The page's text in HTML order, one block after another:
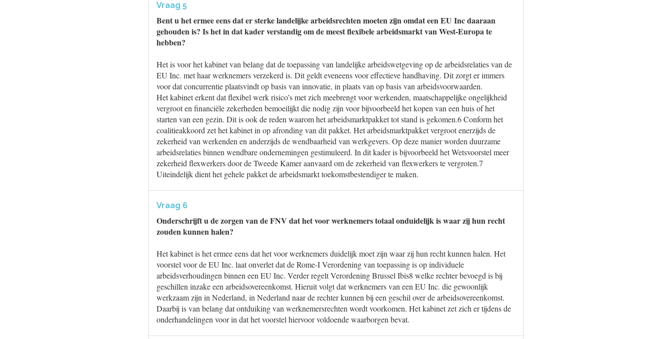
Vraag 5
Bent u het ermee eens dat er sterke landelijke arbeidsrechten moeten zijn omdat een EU Inc daaraan
gehouden is? Is het in dat kader verstandig om de meest flexibele arbeidsmarkt van West-Europa te
hebben?
Het is voor het kabinet van belang dat de toepassing van landelijke arbeidswetgeving op de arbeidsrelaties van de
EU Inc. met haar werknemers verzekerd is. Dit geldt eveneens voor effectieve handhaving. Dit zorgt er immers
voor dat concurrentie plaatsvindt op basis van innovatie, in plaats van op basis van arbeidsvoorwaarden.
Het kabinet erkent dat flexibel werk risico’s met zich meebrengt voor werkenden, maatschappelijke ongelijkheid
vergroot en financiële zekerheden bemoeilijkt die nodig zijn voor bijvoorbeeld het kopen van een huis of het
starten van een gezin. Dit is ook de reden waarom het arbeidsmarktpakket tot stand is gekomen.6 Conform het
coalitieakkoord zet het kabinet in op afronding van dit pakket. Het arbeidsmarktpakket vergroot enerzijds de
zekerheid van werkenden en anderzijds de wendbaarheid van werkgevers. Op deze manier worden duurzame
arbeidsrelaties binnen wendbare ondernemingen gestimuleerd. In dit kader is bijvoorbeeld het Wetsvoorstel meer
zekerheid flexwerkers door de Tweede Kamer aanvaard om de zekerheid van flexwerkers te vergroten.7
Uiteindelijk dient het gehele pakket de arbeidsmarkt toekomstbestendiger te maken.
Vraag 6
Onderschrijft u de zorgen van de FNV dat het voor werknemers totaal onduidelijk is waar zij hun recht
zouden kunnen halen?
Het kabinet is het ermee eens dat het voor werknemers duidelijk moet zijn waar zij hun recht kunnen halen. Het
voorstel voor de EU Inc. laat onverlet dat de Rome-I Verordening van toepassing is op individuele
arbeidsverhoudingen binnen een EU Inc. Verder regelt Verordening Brussel Ibis8 welke rechter bevoegd is bij
geschillen inzake een arbeidsovereenkomst. Hieruit volgt dat werknemers van een EU Inc. die gewoonlijk
werkzaam zijn in Nederland, in Nederland naar de rechter kunnen bij een geschil over de arbeidsovereenkomst.
Daarbij is van belang dat ontduiking van werknemersrechten wordt voorkomen. Het kabinet zet zich er tijdens de
onderhandelingen voor in dat het voorstel hiervoor voldoende waarborgen bevat.